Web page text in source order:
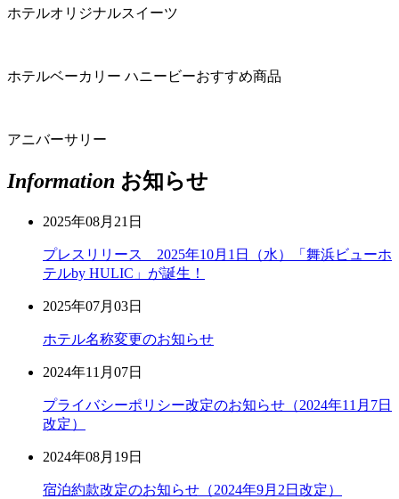
ホテルオリジナルスイーツ
ホテルベーカリー ハニービーおすすめ商品
アニバーサリー
Information お知らせ
2025年08月21日
プレスリリース 2025年10月1日（水）「舞浜ビューホ
テルby HULIC」が誕生！
2025年07月03日
ホテル名称変更のお知らせ
2024年11月07日
プライバシーポリシー改定のお知らせ（2024年11月7日
改定）
2024年08月19日
宿泊約款改定のお知らせ（2024年9月2日改定）